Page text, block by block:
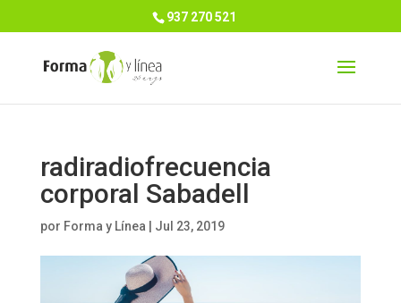
937 270 521
radiradiofrecuencia
corporal Sabadell
por Forma y Línea Jul 23, 2019